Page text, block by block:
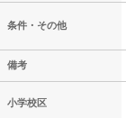
条件・その他
備考
小学校区